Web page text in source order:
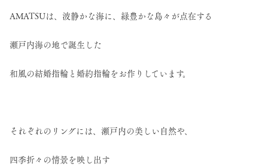
AMATSUは、波静かな海に、緑豊かな島々が点在する
瀬戸内海の地で誕生した
和風の結婚指輪と婚約指輪をお作りしています。
それぞれのリングには、瀬戸内の美しい自然や、
四季折々の情景を映し出す